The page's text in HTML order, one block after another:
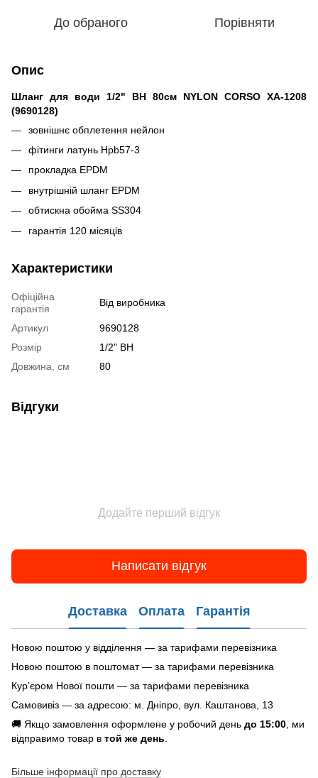
До обраного Порівняти
Опис
Шланг для води 1/2" ВН 80см NYLON CORSO XA-1208
(9690128)
зовнішнє обплетення нейлон
фітинги латунь Hpb57-3
прокладка EPDM
внутрішній шланг EPDM
обтискна обойма SS304
гарантія 120 місяців
Характеристики
Офіційна
гарантія
Від виробника
Артикул
9690128
Розмір
1/2" ВН
Довжина, см
80
Відгуки
Додайте перший відгук
Написати відгук
Доставка Оплата Гарантія
Новою поштою у відділення — за тарифами перевізника
Новою поштою в поштомат — за тарифами перевізника
Кур’єром Нової пошти — за тарифами перевізника
Самовивіз — за адресою: м. Дніпро, вул. Каштанова, 13
🚚 Якщо замовлення оформлене у робочий день до 15:00 , ми
відправимо товар в той же день
Більше інформації про доставку